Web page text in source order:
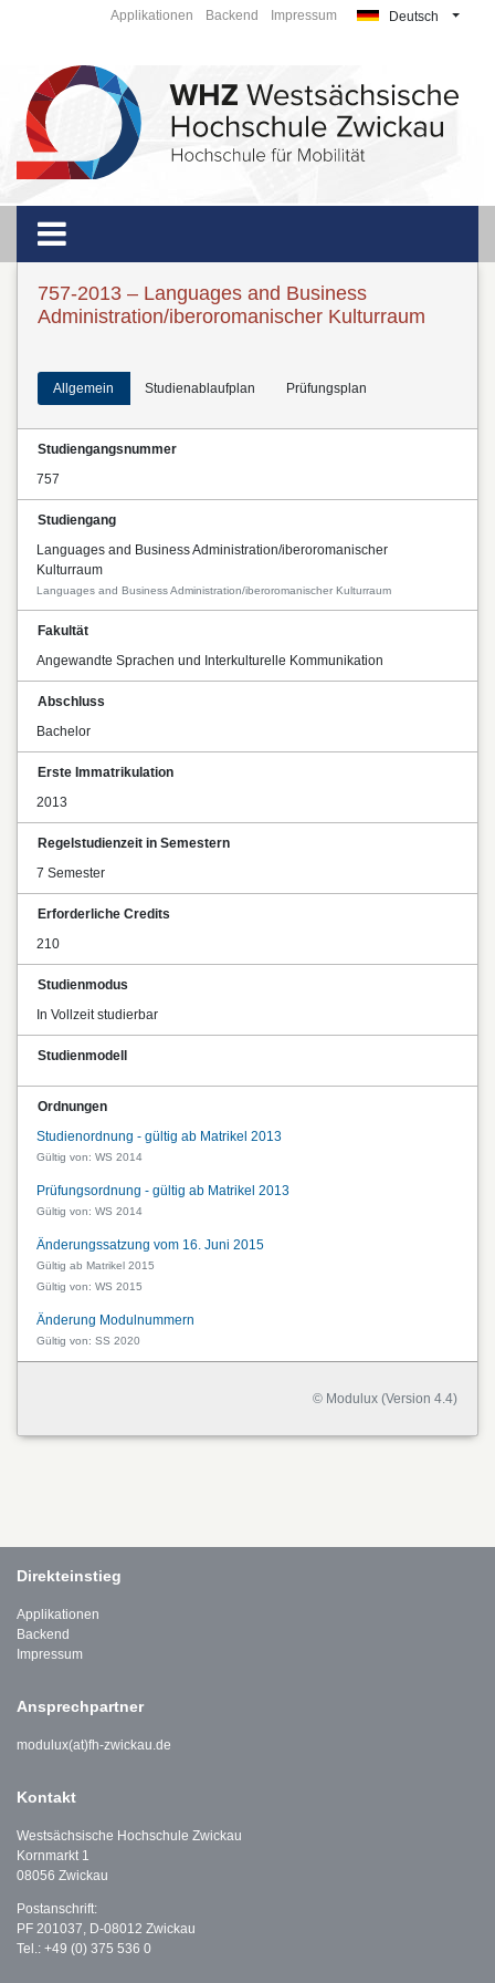
Deutsch
Applikationen Backend Impressum
757-2013 – Languages and Business
Administration/iberoromanischer Kulturraum
Allgemein Studienablaufplan Prüfungsplan
Studiengangsnummer
757
Studiengang
Languages and Business Administration/iberoromanischer
Kulturraum
Languages and Business Administration/iberoromanischer Kulturraum
Fakultät
Angewandte Sprachen und Interkulturelle Kommunikation
Abschluss
Bachelor
Erste Immatrikulation
2013
Regelstudienzeit in Semestern
7 Semester
Erforderliche Credits
210
Studienmodus
In Vollzeit studierbar
Studienmodell
Ordnungen
Studienordnung - gültig ab Matrikel 2013
Gültig von: WS 2014
Prüfungsordnung - gültig ab Matrikel 2013
Gültig von: WS 2014
Änderungssatzung vom 16. Juni 2015
Gültig ab Matrikel 2015
Gültig von: WS 2015
Änderung Modulnummern
Gültig von: SS 2020
© Modulux (Version 4.4)
Direkteinstieg
Applikationen
Backend
Impressum
Ansprechpartner
modulux(at)fh-zwickau.de
Kontakt
Westsächsische Hochschule Zwickau
Kornmarkt 1
08056 Zwickau
Postanschrift:
PF 201037, D-08012 Zwickau
Tel.: +49 (0) 375 536 0